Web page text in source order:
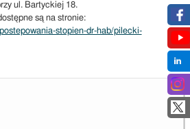
ul. Bartyckiej 18.
są na stronie:
stopien-dr-hab/pilecki-